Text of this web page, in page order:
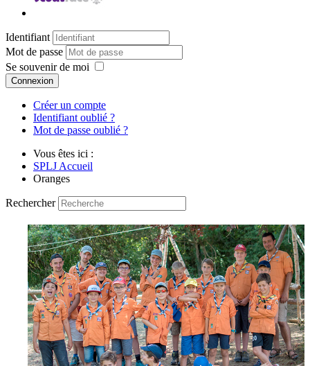
Identifiant
Mot de passe
Se souvenir de moi
Connexion
Créer un compte
Identifiant oublié ?
Mot de passe oublié ?
Vous êtes ici :
SPLJ Accueil
Oranges
Rechercher